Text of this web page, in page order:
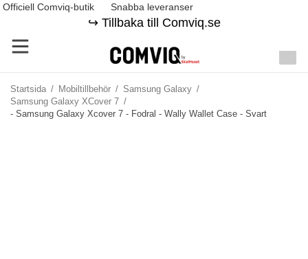
Officiell Comviq-butik Snabba leveranser
↪️ Tillbaka till Comviq.se
Startsida / Mobiltillbehör / Samsung Galaxy /
Samsung Galaxy XCover 7 /
- Samsung Galaxy Xcover 7 - Fodral - Wally Wallet Case - Svart